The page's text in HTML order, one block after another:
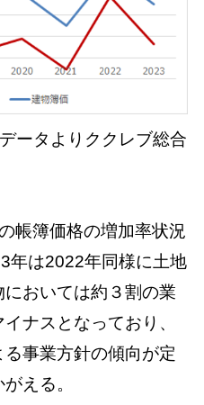
ータよりククレブ総合
帳簿価格の増加率状況
年は2022年同様に土地
おいては約３割の業
ナスとなっており、
事業方針の傾向が定
える。